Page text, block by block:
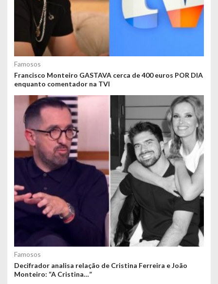
Famosos
Francisco Monteiro GASTAVA cerca de 400 euros POR DIA
enquanto comentador na TVI
Famosos
Decifrador analisa relação de Cristina Ferreira e João
Monteiro: “A Cristina…”